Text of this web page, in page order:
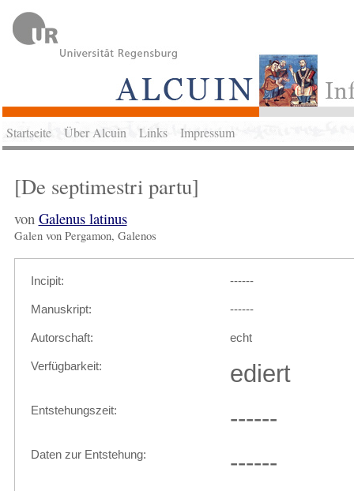
Startseite Über Alcuin Links Impressum
[De septimestri partu]
von Galenus latinus
Galen von Pergamon, Galenos
Incipit: ------
Manuskript: ------
Autorschaft: echt
Verfügbarkeit: ediert
Entstehungszeit: ------
Daten zur Entstehung: ------